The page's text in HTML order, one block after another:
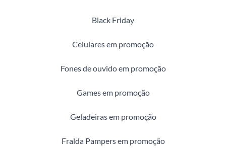
Black Friday
Celulares em promoção
Fones de ouvido em promoção
Games em promoção
Geladeiras em promoção
Fralda Pampers em promoção